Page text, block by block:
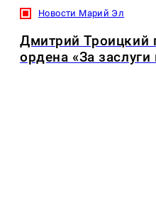
Новости Марий Эл
Дмитрий Троицкий
ордена «За